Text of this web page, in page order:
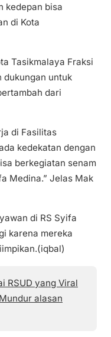
kedepan bisa
di Kota
Tasikmalaya Fraksi
dukungan untuk
dari
di Fasilitas
kedekatan dengan
berkegiatan senam
Medina.” Jelas Mak
di RS Syifa
karena mereka
RSUD yang Viral
alasan